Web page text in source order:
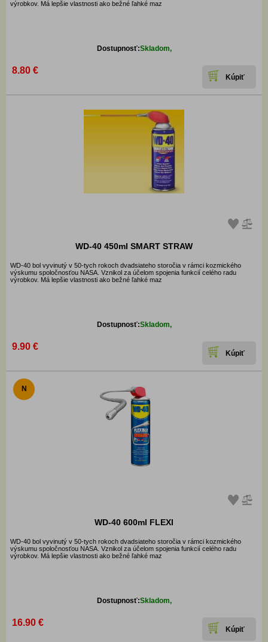
výrobkov. Má lepšie vlastnosti ako bežné ľahké maz
Dostupnosť:Skladom,
8.80 €
WD-40 450ml SMART STRAW
WD-40 bol vyvinutý v 50-tych rokoch dvadsiateho storočia v rámci kozmického
výskumu spoločnosťou NASA. Vznikol za účelom spojenia funkcií celého radu
výrobkov. Má lepšie vlastnosti ako bežné ľahké maz
Dostupnosť:Skladom,
9.90 €
N
WD-40 600ml FLEXI
WD-40 bol vyvinutý v 50-tych rokoch dvadsiateho storočia v rámci kozmického
výskumu spoločnosťou NASA. Vznikol za účelom spojenia funkcií celého radu
výrobkov. Má lepšie vlastnosti ako bežné ľahké maz
Dostupnosť:Skladom,
16.90 €